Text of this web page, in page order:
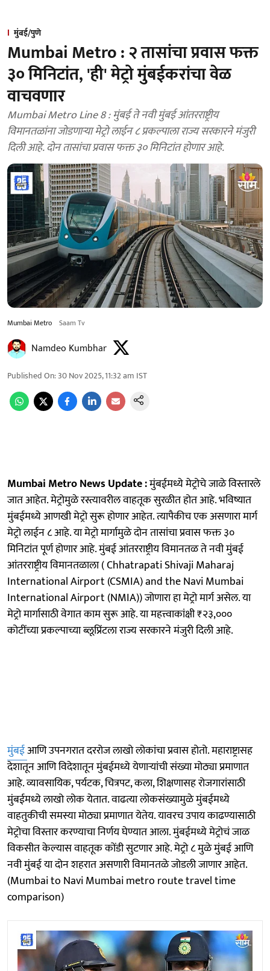
मुंबई/पुणे
Mumbai Metro : २ तासांचा प्रवास फक्त
३० मिनिटांत, 'ही' मेट्रो मुंबईकरांचा वेळ
वाचवणार
Mumbai Metro Line 8 : मुंबई ते नवी मुंबई आंतरराष्ट्रीय
विमानतळांना जोडणाऱ्या मेट्रो लाईन ८ प्रकल्पाला राज्य सरकारने मंजुरी
दिली आहे. दोन तासांचा प्रवास फक्त ३० मिनिटांत होणार आहे.
Mumbai Metro Saam Tv
Namdeo Kumbhar
Published On:30 Nov 2025, 11:32 am IST
Mumbai Metro News Update :मुंबईमध्ये मेट्रोचे जाळे विस्तारले
जात आहेत. मेट्रोमुळे रस्त्यावरील वाहतूक सुरळीत होत आहे. भविष्यात
मुंबईमध्ये आणखी मेट्रो सुरू होणार आहेत. त्यापैकीच एक असणारा मार्ग
मेट्रो लाईन ८ आहे. या मेट्रो मार्गामुळे दोन तासांचा प्रवास फक्त ३०
मिनिटांत पूर्ण होणार आहे. मुंबई आंतरराष्ट्रीय विमानतळ ते नवी मुंबई
आंतरराष्ट्रीय विमानतळाला ( Chhatrapati Shivaji Maharaj
International Airport (CSMIA) and the Navi Mumbai
International Airport (NMIA)) जोणारा हा मेट्रो मार्ग असेल. या
मेट्रो मार्गासाठी वेगात काम सुरू आहे. या महत्त्वाकांक्षी ₹२३,०००
कोटींच्या प्रकल्पाच्या ब्लूप्रिंटला राज्य सरकारने मंजुरी दिली आहे.
मुंबईआणि उपनगरात दररोज लाखो लोकांचा प्रवास होतो. महाराष्ट्रासह
देशातून आणि विदेशातून मुंबईमध्ये येणाऱ्यांची संख्या मोठ्या प्रमाणात
आहे. व्यावसायिक, पर्यटक, चित्रपट, कला, शिक्षणासह रोजगारांसाठी
मुंबईमध्ये लाखो लोक येतात. वाढत्या लोकसंख्यामुळे मुंबईमध्ये
वाहतुकीची समस्या मोठ्या प्रमाणात येतेय. यावरच उपाय काढण्यासाठी
मेट्रोचा विस्तार करण्याचा निर्णय घेण्यात आला. मुंबईमध्ये मेट्रोचं जाळ
विकसीत केल्यास वाहतूक कोंडी सुटणार आहे. मेट्रो ८ मुळे मुंबई आणि
नवी मुंबई या दोन शहरात असणारी विमानतळे जोडली जाणार आहेत.
(Mumbai to Navi Mumbai metro route travel time
comparison)